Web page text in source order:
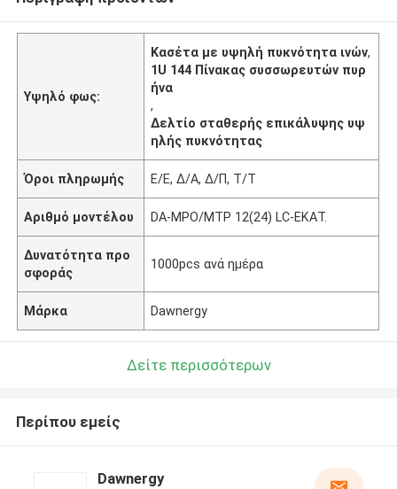
Υψηλό φως:
Κασέτα με υψηλή πυκνότητα ινών,
1U 144 Πίνακας συσσωρευτών πυρ
ήνα
,
Δελτίο σταθερής επικάλυψης υψ
ηλής πυκνότητας
Όροι πληρωμής Ε/Ε, Δ/Α, Δ/Π, Τ/Τ
Αριθμό μοντέλου DA-MPO/MTP 12(24) LC-ΕΚΑΤ.
Δυνατότητα προ
σφοράς
1000pcs ανά ημέρα
Μάρκα Dawnergy
Δείτε περισσότερων
Περίπου εμείς
Dawnergy